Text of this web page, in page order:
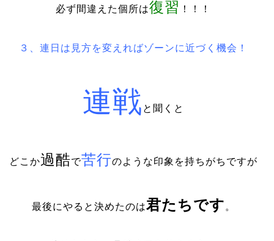
必ず間違えた個所は復習 ！！！
３、連日は見方を変えればゾーンに近づく機会！
連戦 と聞くと
どこか過酷で苦行のような印象を持ちがちですが
最後にやると決めたのは君たちです 。